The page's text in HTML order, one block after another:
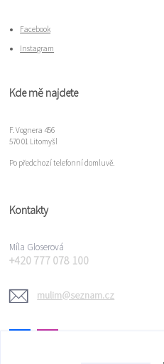
Facebook
Instagram
Kde mě najdete
F. Vognera 456
570 01 Litomyšl
Po předchozí telefonní domluvě.
Kontakty
Míla Gloserová
+420 777 078 100
mulim@seznam.cz